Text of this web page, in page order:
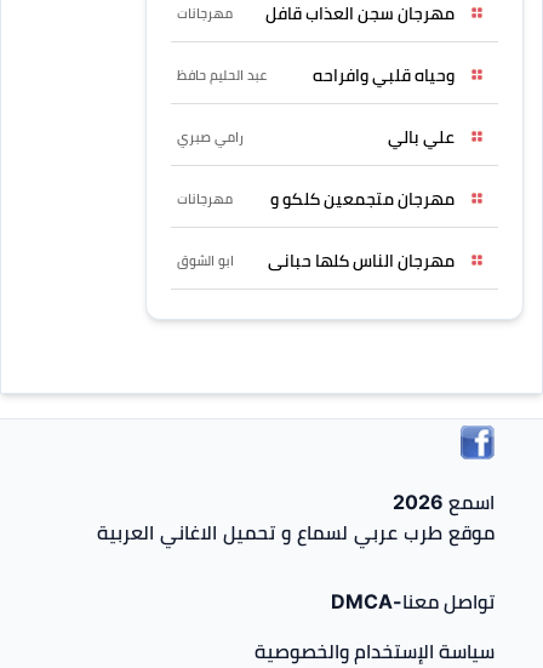
مهرجان سجن العذاب قافل مهرجانات
وحياه قلبي وافراحه عبد الحليم حافظ
علي بالي رامي صبري
مهرجان متجمعين كلكو و مهرجانات
مهرجان الناس كلها حبانى ابو الشوق
اسمع 2026
موقع طرب عربي لسماع و تحميل الاغاني العربية
تواصل معنا-DMCA
سياسة الإستخدام والخصوصية